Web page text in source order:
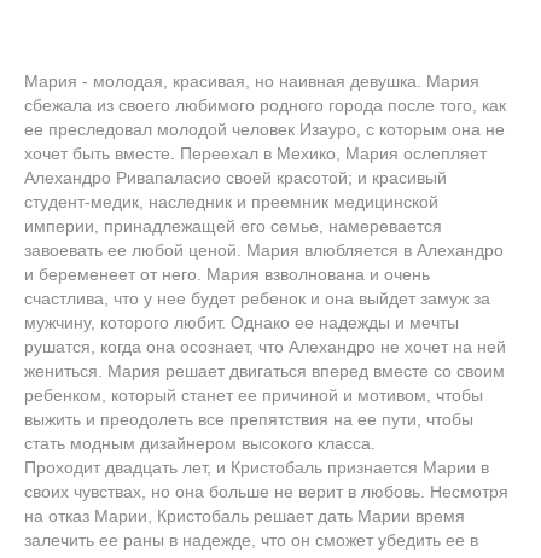
Мария - молодая, красивая, но наивная девушка. Мария
сбежала из своего любимого родного города после того, как
ее преследовал молодой человек Изауро, с которым она не
хочет быть вместе. Переехал в Мехико, Мария ослепляет
Алехандро Ривапаласио своей красотой; и красивый
студент-медик, наследник и преемник медицинской
империи, принадлежащей его семье, намеревается
завоевать ее любой ценой. Мария влюбляется в Алехандро
и беременеет от него. Мария взволнована и очень
счастлива, что у нее будет ребенок и она выйдет замуж за
мужчину, которого любит. Однако ее надежды и мечты
рушатся, когда она осознает, что Алехандро не хочет на ней
жениться. Мария решает двигаться вперед вместе со своим
ребенком, который станет ее причиной и мотивом, чтобы
выжить и преодолеть все препятствия на ее пути, чтобы
стать модным дизайнером высокого класса.
Проходит двадцать лет, и Кристобаль признается Марии в
своих чувствах, но она больше не верит в любовь. Несмотря
на отказ Марии, Кристобаль решает дать Марии время
залечить ее раны в надежде, что он сможет убедить ее в